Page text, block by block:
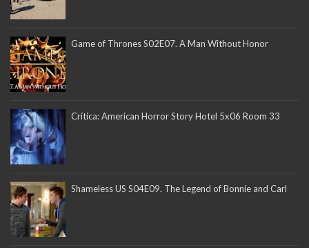
Game of Thrones S02E07. A Man Without Honor
Crítica: American Horror Story Hotel 5x06 Room 33
Shameless US S04E09. The Legend of Bonnie and Carl